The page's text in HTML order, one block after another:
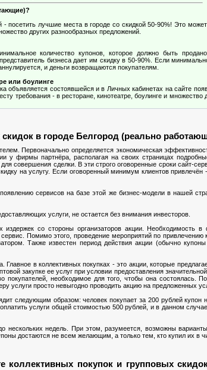
- посетить лучшие места в городе со скидкой 50-90%! Это
других разнообразных предложений.
количество купонов, которое должно быть
бизнеса дает им скидку в 50-90%. Если
и деньги возвращаются покупателям.
или боулинге
объявляется состоявшейся и в Личных кабинетах на сайте
требования - в ресторане, кинотеатре, боулинге и множество
в городе Белгород (реально
Первоначально определяется экономическая
у фирмы партнёра, располагая на своих страницах
совершения сделки. В эти строго оговоренные сроки сайт-
на услугу. Если оговоренный минимум клиентов привлечён
сервисов на базе этой же бизнес-модели в нашей
услуги, не остается без внимания инвесторов.
со стороны организаторов акции. Необходимость в
Помимо этого, проведение мероприятий по привлечению
Также известен период действия акции (обычно
в коллективных покупках - это акции, которые
закупке ее услуг при условии предоставления
необходимое для того, чтобы она состоялась.
услуги просто невыгодно проводить акцию на предложенных
следующим образом: человек покупает за 200 рублей купон
услуги общей стоимостью 500 рублей, и в данном
нескольких недель. При этом, разумеется, возможны
достаются не всем желающим, а только тем, кто купил их в
коллективных покупок и групповых